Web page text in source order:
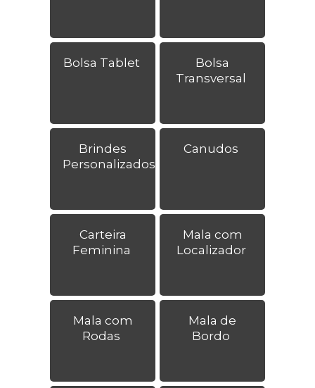
Bolsa Tablet
Bolsa
Transversal
Brindes
Personalizados
Canudos
Carteira
Feminina
Mala com
Localizador
Mala com
Rodas
Mala de
Bordo